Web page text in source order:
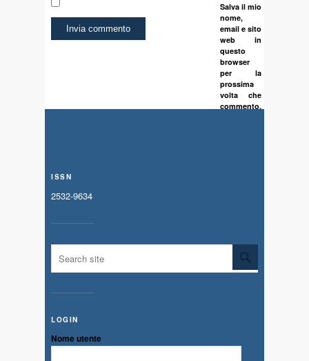
Salva il mio
nome,
email e sito
web in
questo
browser
per la
prossima
volta che
commento.
ISSN
2532-9634
LOGIN
Nome utente